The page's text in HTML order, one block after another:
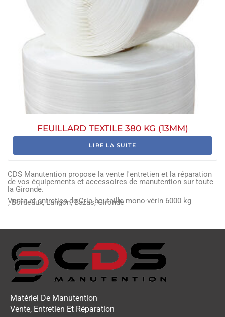
FEUILLARD TEXTILE 380 KG (13MM)
LIRE LA SUITE
CDS Manutention propose la vente l'entretien et la réparation
de vos équipements et accessoires de manutention sur toute
la Gironde.
Vente et entretien de Cric bouteille mono-vérin 6000 kg
, Bordeaux, Langon, Bazas, Gironde
Matériel De Manutention
Vente, Entretien Et Réparation